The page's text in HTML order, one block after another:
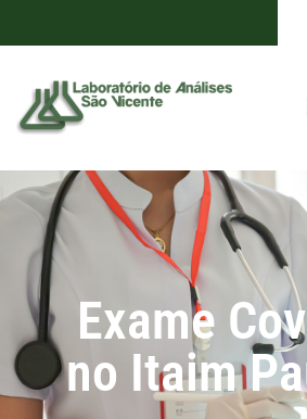
Exame
no Itaim